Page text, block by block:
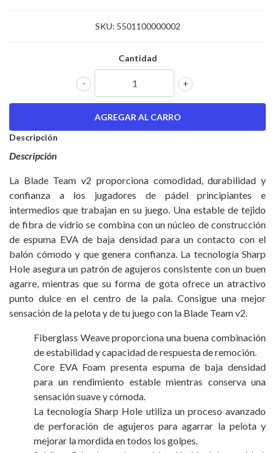
SKU: 5501100000002
Cantidad
+
-
Descripción
Descripción
La Blade Team v2 proporciona comodidad, durabilidad y
confianza a los jugadores de pádel principiantes e
intermedios que trabajan en su juego. Una estable de tejido
de fibra de vidrio se combina con un núcleo de construcción
de espuma EVA de baja densidad para un contacto con el
balón cómodo y que genera confianza. La tecnología Sharp
Hole asegura un patrón de agujeros consistente con un buen
agarre, mientras que su forma de gota ofrece un atractivo
punto dulce en el centro de la pala. Consigue una mejor
sensación de la pelota y de tu juego con la Blade Team v2.
Fiberglass Weave proporciona una buena combinación
de estabilidad y capacidad de respuesta de remoción.
Core EVA Foam presenta espuma de baja densidad
para un rendimiento estable mientras conserva una
sensación suave y cómoda.
La tecnología Sharp Hole utiliza un proceso avanzado
de perforación de agujeros para agarrar la pelota y
mejorar la mordida en todos los golpes.